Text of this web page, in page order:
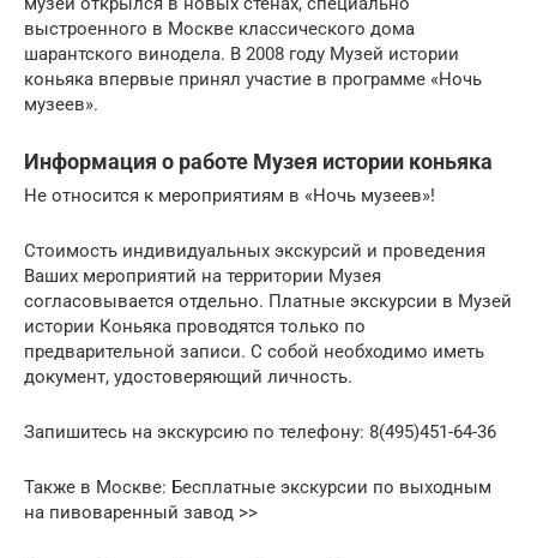
выстроенного в Москве классического дома
шарантского винодела. В 2008 году Музей истории
коньяка впервые принял участие в программе «Ночь
музеев».
Информация о работе Музея истории коньяка
Не относится к мероприятиям в «Ночь музеев»!
Стоимость индивидуальных экскурсий и проведения
Ваших мероприятий на территории Музея
согласовывается отдельно. Платные экскурсии в Музей
истории Коньяка проводятся только по
предварительной записи. С собой необходимо иметь
документ, удостоверяющий личность.
Запишитесь на экскурсию по телефону: 8(495)451-64-36
Также в Москве: Бесплатные экскурсии по выходным
на пивоваренный завод >>